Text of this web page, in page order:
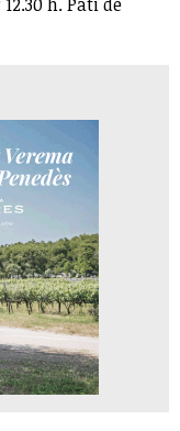
h. Pati de